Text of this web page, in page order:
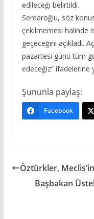
edileceği belirtildi.
Serdaroğlu, söz
çekilmemesi halinde
geçeceğini açıkladı.
pazartesi günü tüm
edeceğiz” ifadelerine
Şununla paylaş:
Facebook
Öztürkler,
Başbakan